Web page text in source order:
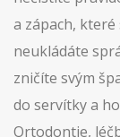
a zápach, které
neukládáte
zničíte svým
do servítky a
Ortodontie,